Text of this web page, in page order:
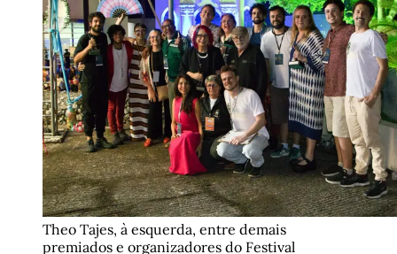
Theo Tajes, à esquerda, entre demais
premiados e organizadores do Festival